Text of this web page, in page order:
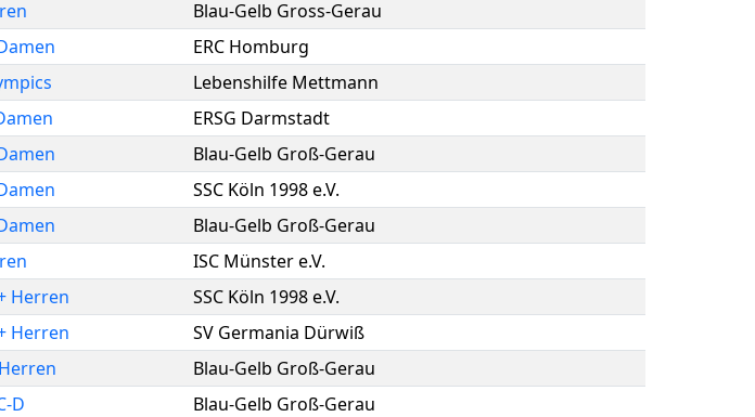
Blau-Gelb Gross-Gerau
ERC Homburg
Lebenshilfe Mettmann
ERSG Darmstadt
Blau-Gelb Groß-Gerau
SSC Köln 1998 e.V.
Blau-Gelb Groß-Gerau
ISC Münster e.V.
Herren
SSC Köln 1998 e.V.
Herren
SV Germania Dürwiß
Blau-Gelb Groß-Gerau
D
Blau-Gelb Groß-Gerau